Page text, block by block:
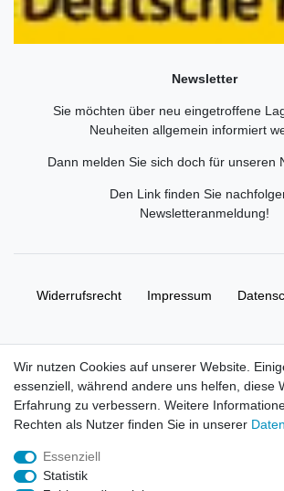
Newsletter
Sie möchten über neu eingetroffene
Neuheiten allgemein informiert
Dann melden Sie sich doch für unseren
Den Link finden Sie
Newsletteranmeldung!
Widerrufs­recht Impressum
© Copyright 2026 | Alle Rechte vorbehalten.
Handelsgesellschaft mbH.
Alle Markennamen, Warenzeichen sowie
und Beschreibungen sind Eigentum Ihrer
Wir nutzen Cookies auf unserer Website.
essenziell, während andere uns helfen, diese
Erfahrung zu verbessern. Weitere
Rechten als Nutzer finden Sie in unserer
Essenziell
Statistik